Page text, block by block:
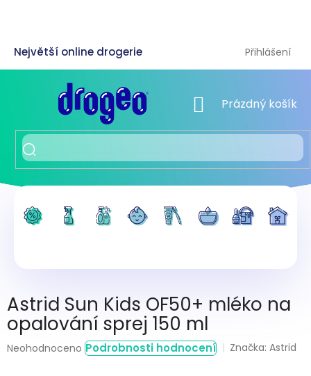
Přihlášení
NÁKUPNÍ KOŠÍK
Prázdný košík
Astrid Sun Kids OF50+ mléko na
opalování sprej 150 ml
Průměrné
Neohodnoceno Podrobnosti hodnocení Značka:Astrid